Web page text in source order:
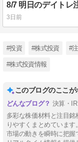
3日前
#投資 #株式投資 #
#株式投資情報
このブログのここが
決算・
多彩な株価材料と注目
りやすくまとめています
市場の動きを瞬時に把